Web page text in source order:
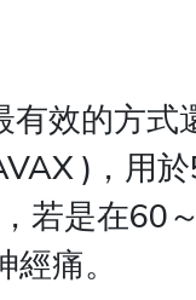
效的方式
)，用
若是在60
痛。